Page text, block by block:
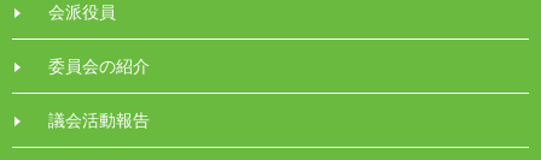
会派役員
委員会の紹介
議会活動報告